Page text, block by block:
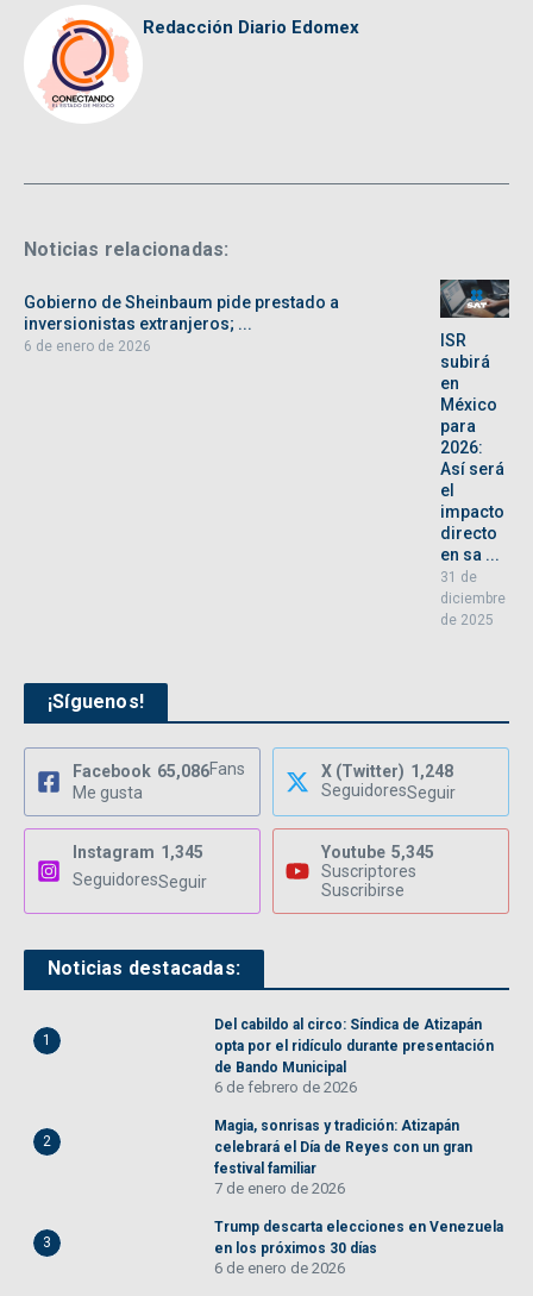
Redacción Diario Edomex
Noticias relacionadas:
Gobierno de Sheinbaum pide prestado a
inversionistas extranjeros; ...
6 de enero de 2026
ISR
subirá
en
México
para
2026:
Así será
el
impacto
directo
en sa ...
31 de
diciembre
de 2025
¡Síguenos!
Facebook 65,086Fans
Me gusta
X (Twitter) 1,248
SeguidoresSeguir
Instagram 1,345
SeguidoresSeguir
Youtube 5,345
Suscriptores
Suscribirse
Noticias destacadas:
1
Del cabildo al circo: Síndica de Atizapán
opta por el ridículo durante presentación
de Bando Municipal
6 de febrero de 2026
2
Magia, sonrisas y tradición: Atizapán
celebrará el Día de Reyes con un gran
festival familiar
7 de enero de 2026
3
Trump descarta elecciones en Venezuela
en los próximos 30 días
6 de enero de 2026